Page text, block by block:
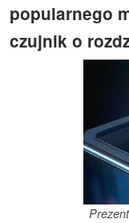
popularnego
czujnik o